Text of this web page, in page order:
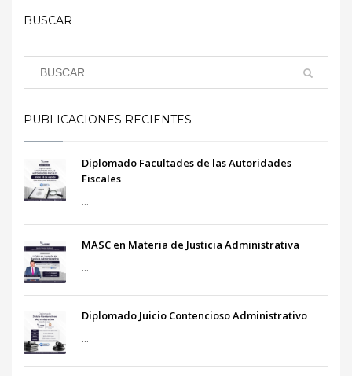
BUSCAR
PUBLICACIONES RECIENTES
Diplomado Facultades de las Autoridades
Fiscales
...
MASC en Materia de Justicia Administrativa
...
Diplomado Juicio Contencioso Administrativo
...